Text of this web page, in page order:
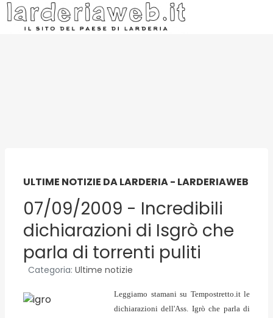
ULTIME NOTIZIE DA LARDERIA - LARDERIAWEB
07/09/2009 - Incredibili
dichiarazioni di Isgrò che
parla di torrenti puliti
Categoria: Ultime notizie
Leggiamo stamani su Tempostretto.it le
dichiarazioni dell'Ass. Igrò che parla di